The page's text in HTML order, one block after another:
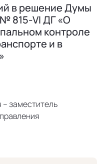
в решение Думы
815-VI ДГ «О
контроле
и в
заместитель